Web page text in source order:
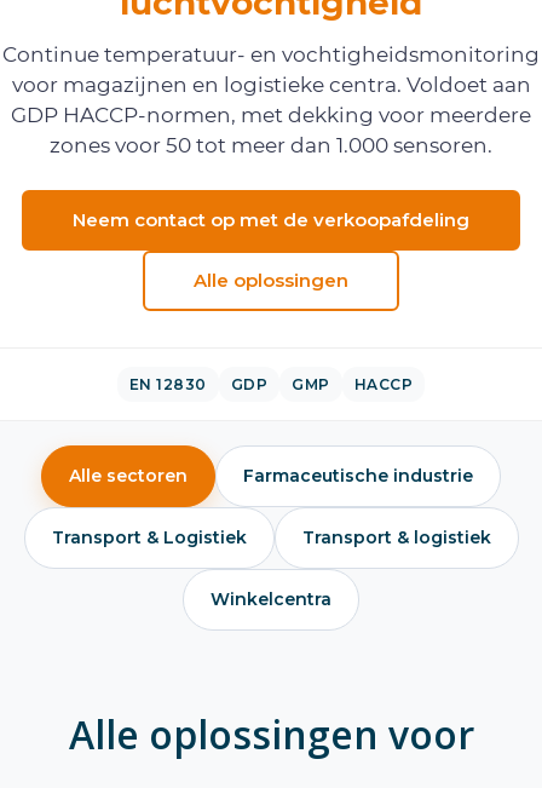
Continue temperatuur- en vochtigheidsmonitoring
voor magazijnen en logistieke centra. Voldoet aan
GDP HACCP-normen, met dekking voor meerdere
zones voor 50 tot meer dan 1.000 sensoren.
Neem contact op met de verkoopafdeling
Alle oplossingen
EN 12830 GDP GMP HACCP
Alle sectoren Farmaceutische industrie
Transport & Logistiek Transport & logistiek
Winkelcentra
Alle oplossingen voor